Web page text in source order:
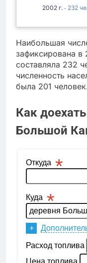
2002 - 232
Наибольшая
зафиксирована в
составляла 232
численность
была 201
Как
Большой